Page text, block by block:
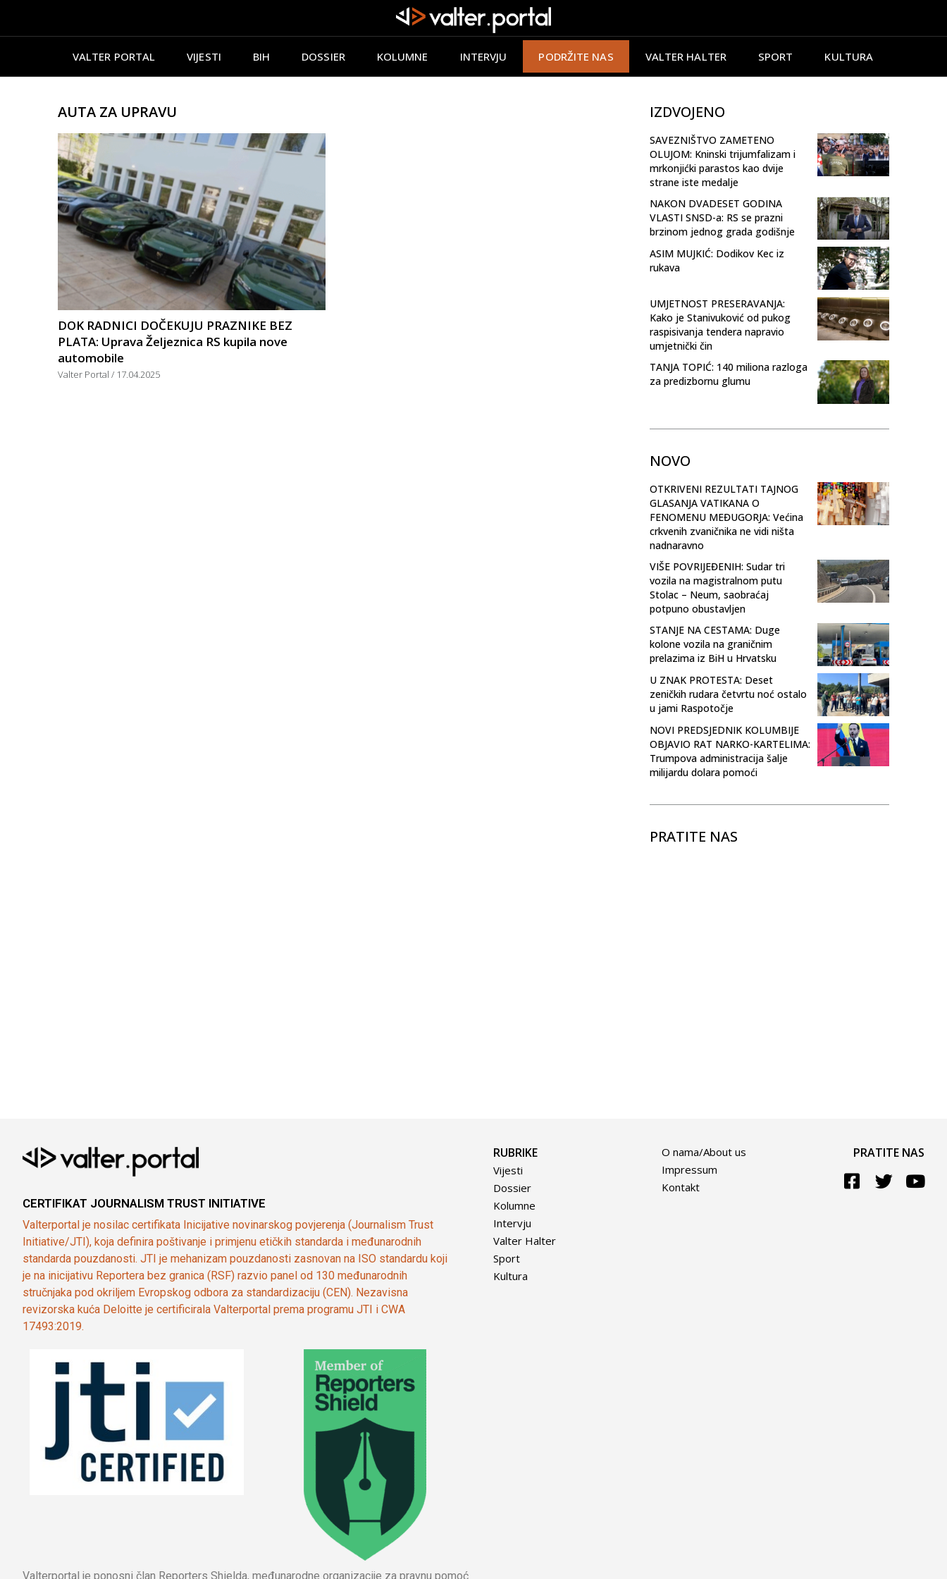
VALTER PORTAL VIJESTI BIH DOSSIER KOLUMNE INTERVJU PODRŽITE NAS VALTER HALTER SPORT KULTURA
AUTA ZA UPRAVU
DOK RADNICI DOČEKUJU PRAZNIKE BEZ
PLATA: Uprava Željeznica RS kupila nove
automobile
Valter Portal 17.04.2025
IZDVOJENO
SAVEZNIŠTVO ZAMETENO
OLUJOM: Kninski trijumfalizam i
mrkonjićki parastos kao dvije
strane iste medalje
NAKON DVADESET GODINA
VLASTI SNSD-a: RS se prazni
brzinom jednog grada godišnje
ASIM MUJKIĆ: Dodikov Kec iz
rukava
UMJETNOST PRESERAVANJA:
Kako je Stanivuković od pukog
raspisivanja tendera napravio
umjetnički čin
TANJA TOPIĆ: 140 miliona razloga
za predizbornu glumu
NOVO
OTKRIVENI REZULTATI TAJNOG
GLASANJA VATIKANA O
FENOMENU MEĐUGORJA: Većina
crkvenih zvaničnika ne vidi ništa
nadnaravno
VIŠE POVRIJEĐENIH: Sudar tri
vozila na magistralnom putu
Stolac – Neum, saobraćaj
potpuno obustavljen
STANJE NA CESTAMA: Duge
kolone vozila na graničnim
prelazima iz BiH u Hrvatsku
U ZNAK PROTESTA: Deset
zeničkih rudara četvrtu noć ostalo
u jami Raspotočje
NOVI PREDSJEDNIK KOLUMBIJE
OBJAVIO RAT NARKO-KARTELIMA:
Trumpova administracija šalje
milijardu dolara pomoći
PRATITE NAS
CERTIFIKAT JOURNALISM TRUST INITIATIVE
Valterportal je nosilac certifikata Inicijative novinarskog povjerenja (Journalism Trust
Initiative/JTI), koja definira poštivanje i primjenu etičkih standarda i međunarodnih
standarda pouzdanosti. JTI je mehanizam pouzdanosti zasnovan na ISO standardu koji
je na inicijativu Reportera bez granica (RSF) razvio panel od 130 međunarodnih
stručnjaka pod okriljem Evropskog odbora za standardizaciju (CEN). Nezavisna
revizorska kuća Deloitte je certificirala Valterportal prema programu JTI i CWA
17493:2019.
Valterportal je ponosni član Reporters Shielda, međunarodne organizacije za pravnu pomoć
RUBRIKE
Vijesti
Dossier
Kolumne
Intervju
Valter Halter
Sport
Kultura
O nama/About us
Impressum
Kontakt
PRATITE NAS